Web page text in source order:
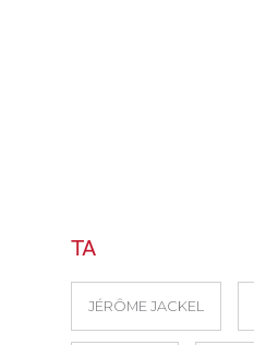
TA
JÉRÔME JACKEL